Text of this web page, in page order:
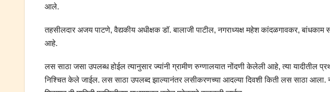
आले.
तहसीलदार अजय पाटणे, वैद्यकीय अधीक्षक डॉ. बालाजी पाटील, नगराध्यक्ष महेश कांदळगावकर, बांधकाम
आहे.
लस साठा जसा उपलब्ध होईल त्यानुसार ज्यांनी ग्रामीण रुग्णालयात नोंदणी केलेली आहे, त्या यादीतील
निश्चित केले जाईल. लस साठा उपलब्द झाल्यानंतर लसीकरणच्या आदल्या दिवशी किती लस साठा आला.